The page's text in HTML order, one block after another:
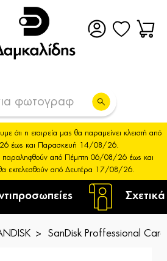
ότι η εταιρεία μας θα παραμείνει κλειστή από
έως και Παρασκευή 14/08/26.
παραληφθούν από Πέμπτη 06/08/26 έως και
εκτελεσθούν από Δευτέρα 17/08/26.
SanDisk Proffessional Card